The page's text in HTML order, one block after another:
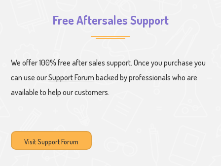
Free Aftersales Support
We offer 100% free after sales support. Once you purchase you
can use ourSupport Forum backed by professionals who are
available to help our customers.
Visit Support Forum